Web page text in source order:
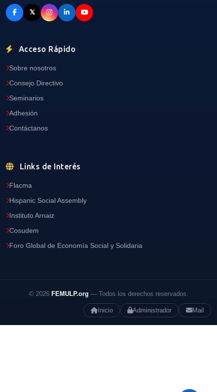
𝕏
Acceso Rápido
Sobre nosotros
Consejo Directivo
Seminarios
Adhesión
Contáctanos
Links de Interés
Flacma
Hispanic Social Assembly
Instituto Arnaiz
Cosudem
Foro Global de Economía Social y Solidaria
© 2026 FEMULP.org — Todos los derechos reservados.
Inicio Administrador Mail